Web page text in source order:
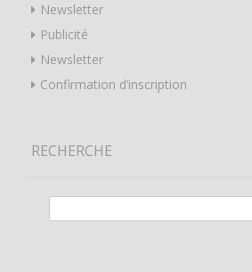
Newsletter
Publicité
Newsletter
Confirmation d’inscription
RECHERCHE